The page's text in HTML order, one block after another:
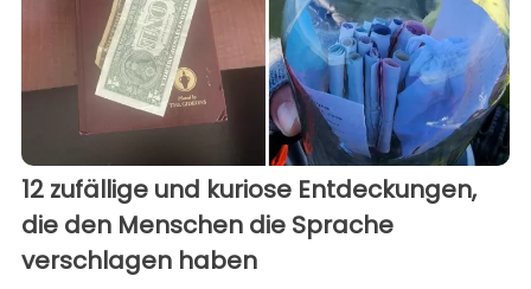
12 zufällige und kuriose Entdeckungen,
die den Menschen die Sprache
verschlagen haben